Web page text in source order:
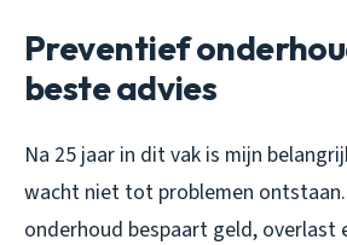
Preventief
beste advies
Na 25 jaar in dit vak is mijn
wacht niet tot problemen
onderhoud bespaart geld, overlast